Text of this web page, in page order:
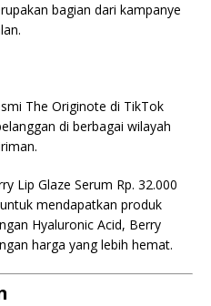
bagian dari kampanye
The Originote di TikTok
di berbagai wilayah
Lip Glaze Serum Rp. 32.000
mendapatkan produk
Hyaluronic Acid, Berry
harga yang lebih hemat.